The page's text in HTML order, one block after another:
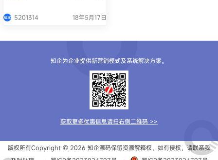
5201314 18年5月17日
知企为企业提供新营销模式及系统解决方案。
获取更多优惠信息请扫右侧二维码 >>
版权所有Copyright © 2026 知企源码保留资源解释权，如有侵权，请联系我